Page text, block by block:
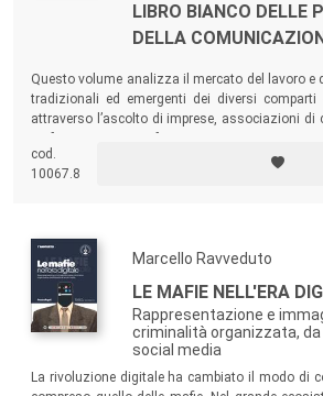
LIBRO BIANCO DELLE
DELLA
Questo volume analizza il mercato del lavoro e
tradizionali ed emergenti dei diversi comparti
attraverso l’ascolto di imprese, associazioni di
lavori della comunicazione e delle competenze
con successo le sfide che i nuovi scenari
cod.
10067.8
Marcello Ravveduto
LE MAFIE NELL'ERA
Rappresentazione e
criminalità organizzata, da
social media
La rivoluzione digitale ha cambiato il modo di